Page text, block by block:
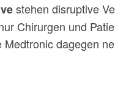
stehen disruptive
Chirurgen und
dagegen